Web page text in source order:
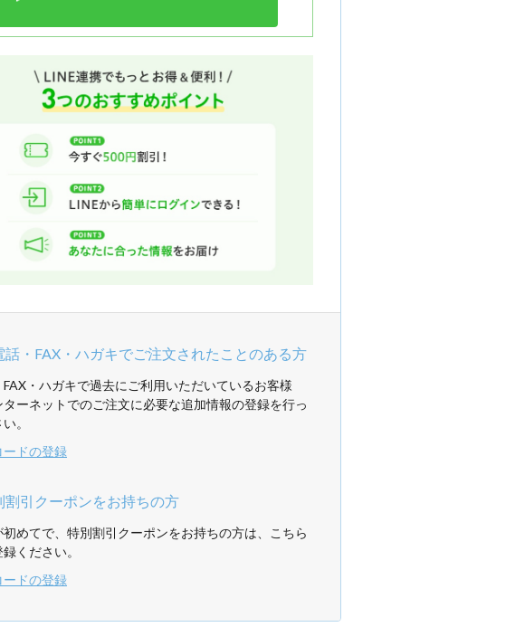
話・FAX・ハガキでご注文されたことのある方
FAX・ハガキで過去にご利用いただいているお客様
ターネットでのご注文に必要な追加情報の登録を行っ
。
ードの登録
割引クーポンをお持ちの方
初めてで、特別割引クーポンをお持ちの方は、こちら
ください。
ードの登録